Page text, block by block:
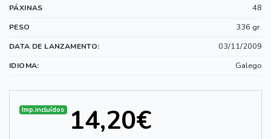
PÁXINAS 48
PESO 336 gr.
DATA DE LANZAMENTO: 03/11/2009
IDIOMA: Galego
Imp.incluídos 14,20€